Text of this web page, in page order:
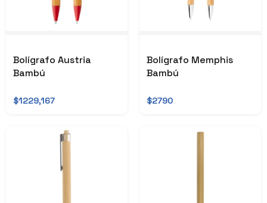
Bolígrafo Austria
Bambú
$1229,167
Bolígrafo Memphis
Bambú
$2790